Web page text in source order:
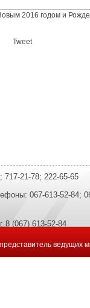
2016 годом и
Tweet
717-21-78; 222-65-65
067-613-52-84;
8 (067) 613-52-84
ведущих